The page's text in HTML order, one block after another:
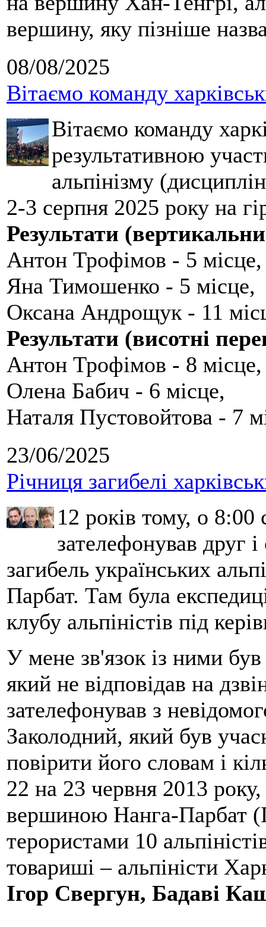
вершину, яку пізніше
08/08/2025
Вітаємо команду
Вітаємо команду
результативною
альпінізму
2-3 серпня 2025 року на
Результати
Антон Трофімов - 5 місце,
Яна Тимошенко - 5 місце,
Оксана Андрощук - 11
Результати (висотні
Антон Трофімов - 8 місце,
Олена Бабич - 6 місце,
Наталя Пустовойтова - 7
23/06/2025
Річниця загибелі
12 років тому, о 8:00
зателефонував друг
загибель українських
Парбат. Там була
клубу альпіністів під
У мене зв'язок із ними
який не відповідав на
зателефонував з
Заколодний, який був
повірити його словам і
22 на 23 червня 2013
вершиною Нанга-Парбат
терористами 10
товариші – альпіністи
Ігор Свергун, Бадаві